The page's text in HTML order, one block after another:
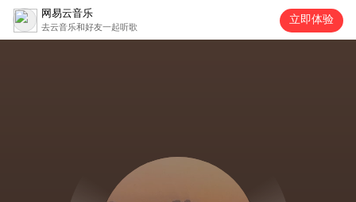
网易云音乐
去云音乐和好友一起听歌
立即体验